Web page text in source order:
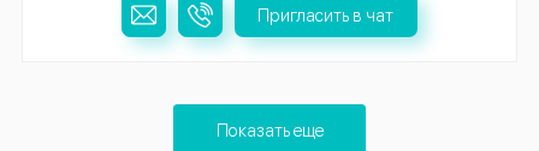
Пригласить в чат
Показать еще